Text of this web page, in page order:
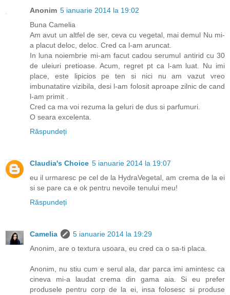
Anonim 5 ianuarie 2014 la 19:02
Buna Camelia
Am avut un altfel de ser, ceva cu vegetal, mai demul Nu mi-
a placut deloc, deloc. Cred ca l-am aruncat.
In luna noiembrie mi-am facut cadou serumul antirid cu 30
de uleiuri pretioase. Acum, regret pt ca l-am luat. Nu imi
place, este lipicios pe ten si nici nu am vazut vreo
imbunatatire vizibila, desi l-am folosit aproape zilnic de cand
l-am primit .
Cred ca ma voi rezuma la geluri de dus si parfumuri.
O seara excelenta.
Răspundeți
Claudia's Choice 5 ianuarie 2014 la 19:07
eu il urmaresc pe cel de la HydraVegetal, am crema de la ei
si se pare ca e ok pentru nevoile tenului meu!
Răspundeți
Camelia
5 ianuarie 2014 la 19:29
Anonim, are o textura usoara, eu cred ca o sa-ti placa.
Anonim, nu stiu cum e serul ala, dar parca imi amintesc ca
cineva mi-a laudat crema din gama aia. Si eu prefer
produsele pentru corp de la ei, insa folosesc si produse